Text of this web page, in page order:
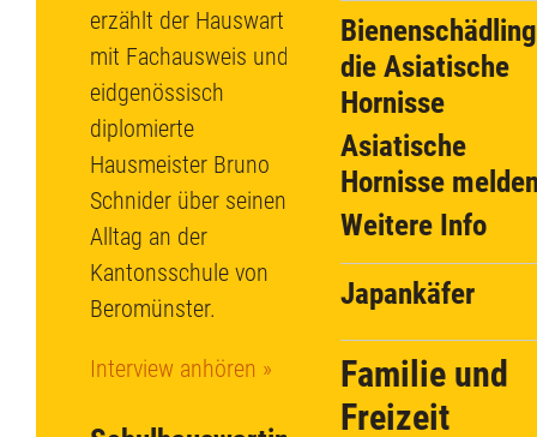
erzählt der Hauswart
mit Fachausweis und
eidgenössisch
diplomierte
Hausmeister Bruno
Schnider über seinen
Alltag an der
Kantonsschule von
Beromünster.
Interview anhören »
die Asiatische
Hornisse
Asiatische
Hornisse
Weitere Info
Japankäfer
Familie und
Freizeit